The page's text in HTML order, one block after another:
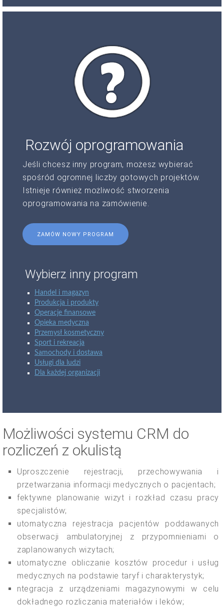
Rozwój oprogramowania
Jeśli chcesz inny program, możesz wybierać
spośród ogromnej liczby gotowych projektów.
Istnieje również możliwość stworzenia
oprogramowania na zamówienie.
ZAMÓW NOWY PROGRAM
Wybierz inny program
Handel i magazyn
Produkcja i produkty
Operacje finansowe
Opieka medyczna
Przemysł kosmetyczny
Sport i rekreacja
Samochody i dostawa
Usługi dla ludzi
Dla każdej organizacji
Możliwości systemu CRM do
rozliczeń z okulistą
Uproszczenie rejestracji, przechowywania i
przetwarzania informacji medycznych o pacjentach;
fektywne planowanie wizyt i rozkład czasu pracy
specjalistów;
utomatyczna rejestracja pacjentów poddawanych
obserwacji ambulatoryjnej z przypomnieniami o
zaplanowanych wizytach;
utomatyczne obliczanie kosztów procedur i usług
medycznych na podstawie taryf i charakterystyk;
ntegracja z urządzeniami magazynowymi w celu
dokładnego rozliczania materiałów i leków;